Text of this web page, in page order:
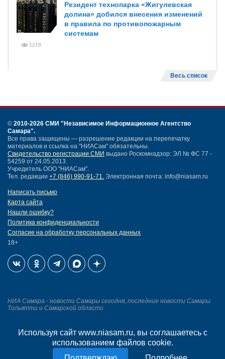
Используя сайт www.niasam.ru, вы соглашаетесь с
использованием файлов cookie.
Резидент технопарка «Жигулевская
долина» добился внесения изменений
в правила по противопожарным
системам
1219
Весь список
© 2010-2026 СМИ "Независимое Информационное Агентство
Самара".
Все права защищены — разрешение редакции на перепечатку
материалов и ссылка на "НИАСам" обязательны.
Свидетельство регистрации СМИ выдано Роскомнадзор: ЭЛ № ФС 77 -
54259 от 24.05.2013.
Учредитель ООО "НИАСам".
Тел. редакции +7 (846) 990-91-71. Электронная почта: info@niasam.ru
Написать письмо
Карта сайта
Нашли ошибку?
Политика конфиденциальности
Согласие на обработку персональных данных
18+
НИА Самара - новости Самары сегодня, последние новости Самары
Тольятти и Самарской области
Создание сайта —
mediaidea